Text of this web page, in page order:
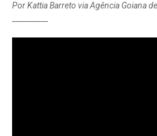
Por Kattia Barreto via Agência Goiana